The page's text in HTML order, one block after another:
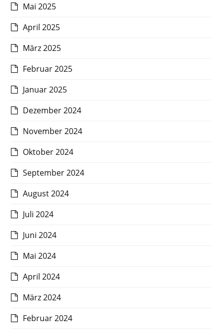
Mai 2025
April 2025
März 2025
Februar 2025
Januar 2025
Dezember 2024
November 2024
Oktober 2024
September 2024
August 2024
Juli 2024
Juni 2024
Mai 2024
April 2024
März 2024
Februar 2024